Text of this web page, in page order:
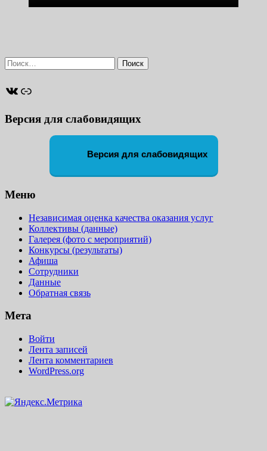
Найти:
ВКонтакте
Ссылка
Версия для слабовидящих
Версия для слабовидящих
Меню
Независимая оценка качества оказания услуг
Коллективы (данные)
Галерея (фото с мероприятий)
Конкурсы (результаты)
Афиша
Сотрудники
Данные
Обратная связь
Мета
Войти
Лента записей
Лента комментариев
WordPress.org